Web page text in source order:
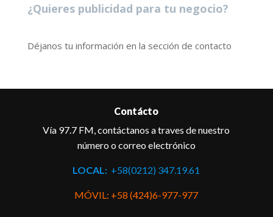
¿Quieres publicidad para tu negocio?
Déjanos tu información en la sección de contacto
Contácto
Vía 97.7 FM, contáctanos a traves de nuestro
número o correo electrónico
LOCAL: +58(0212) 347.19.61
MÓVIL: +58 (424)6-977-977